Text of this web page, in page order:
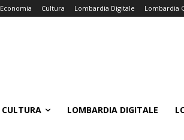
Economia Cultura Lombardia Digitale Lombardia
CULTURA LOMBARDIA DIGITALE